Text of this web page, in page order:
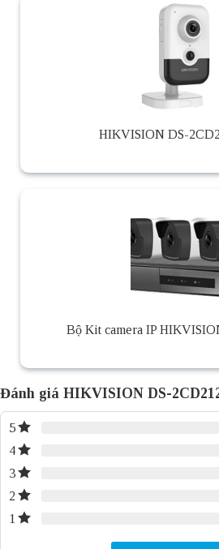
HIKVISION DS-
Bộ Kit camera IP
Đánh giá HIKVISION DS-
5
4
3
2
1